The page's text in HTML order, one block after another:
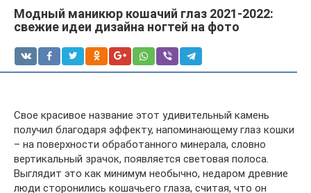
Модный маникюр кошачий глаз 2021-2022:
свежие идеи дизайна ногтей на фото
Свое красивое название этот удивительный камень
получил благодаря эффекту, напоминающему глаз кошки
– на поверхности обработанного минерала, словно
вертикальный зрачок, появляется световая полоса.
Выглядит это как минимум необычно, недаром древние
люди сторонились кошачьего глаза, считая, что он